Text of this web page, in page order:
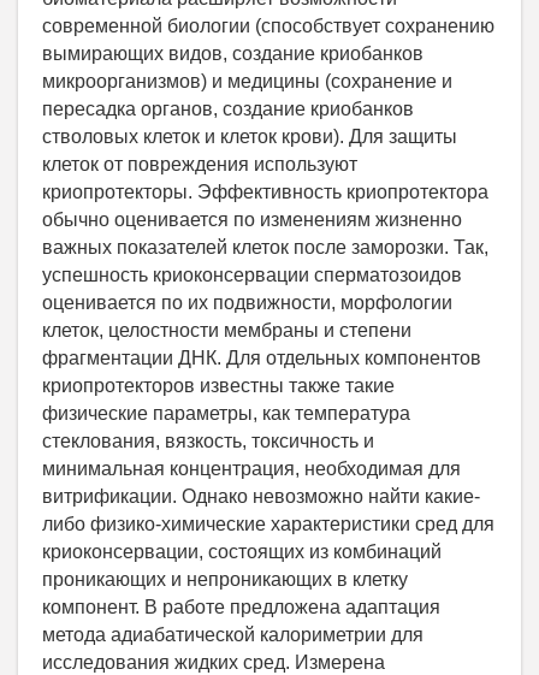
современной биологии (способствует сохранению
вымирающих видов, создание криобанков
микроорганизмов) и медицины (сохранение и
пересадка органов, создание криобанков
стволовых клеток и клеток крови). Для защиты
клеток от повреждения используют
криопротекторы. Эффективность криопротектора
обычно оценивается по изменениям жизненно
важных показателей клеток после заморозки. Так,
успешность криоконсервации сперматозоидов
оценивается по их подвижности, морфологии
клеток, целостности мембраны и степени
фрагментации ДНК. Для отдельных компонентов
криопротекторов известны также такие
физические параметры, как температура
стеклования, вязкость, токсичность и
минимальная концентрация, необходимая для
витрификации. Однако невозможно найти какие-
либо физико-химические характеристики сред для
криоконсервации, состоящих из комбинаций
проникающих и непроникающих в клетку
компонент. В работе предложена адаптация
метода адиабатической калориметрии для
исследования жидких сред. Измерена